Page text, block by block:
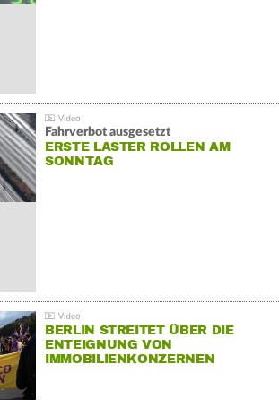
Fahrverbot ausgesetzt
ERSTE LASTER ROLLEN AM
SONNTAG
BERLIN STREITET ÜBER DIE
ENTEIGNUNG VON
IMMOBILIENKONZERNEN